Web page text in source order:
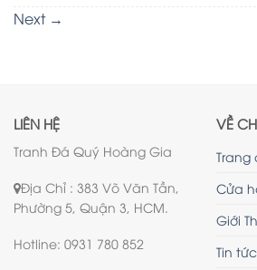
Next →
LIÊN HỆ
Tranh Đá Quý Hoàng Gia
Địa Chỉ : 383 Võ Văn Tần,
Phường 5, Quận 3, HCM.
Hotline: 0931 780 852
VỀ
Trang
Cửa
Giới
Tin tức